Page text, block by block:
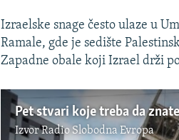
Izraelske snage često ulaze u
Ramale, gde je sedište
Zapadne obale koji Izrael drži
IzvorRadio Slobodna Evropa